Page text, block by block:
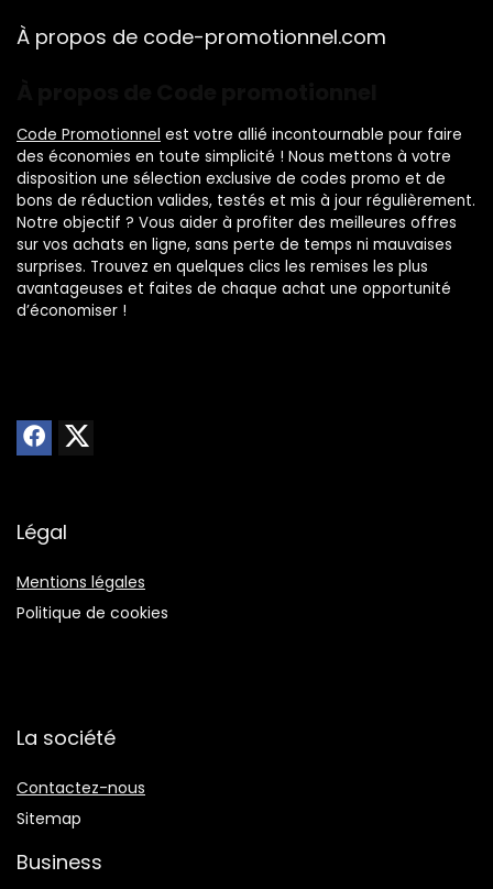
À propos de code-promotionnel.com
Code Promotionnel est votre allié incontournable pour faire
des économies en toute simplicité ! Nous mettons à votre
disposition une sélection exclusive de codes promo et de
bons de réduction valides, testés et mis à jour régulièrement.
Notre objectif ? Vous aider à profiter des meilleures offres
sur vos achats en ligne, sans perte de temps ni mauvaises
surprises. Trouvez en quelques clics les remises les plus
avantageuses et faites de chaque achat une opportunité
d’économiser !
Légal
Mentions légales
Politique de cookies
La société
Contactez-nous
Sitemap
Business